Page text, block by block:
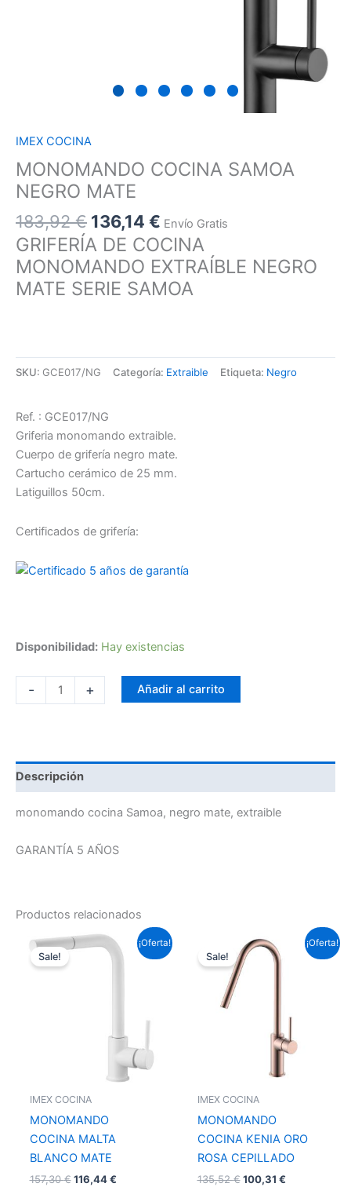
IMEX COCINA
MONOMANDO COCINA SAMOA
NEGRO MATE
183,92€ 136,14 € Envío Gratis
GRIFERÍA DE COCINA
MONOMANDO EXTRAÍBLE NEGRO
MATE SERIE SAMOA
SKU: GCE017/NG Categoría: Extraible Etiqueta: Negro
Ref. : GCE017/NG
Griferia monomando extraible.
Cuerpo de grifería negro mate.
Cartucho cerámico de 25 mm.
Latiguillos 50cm.
Certificados de grifería:
Disponibilidad: Hay existencias
- + Añadir al carrito
Descripción
monomando cocina Samoa, negro mate, extraible
GARANTÍA 5 AÑOS
Productos relacionados
¡Oferta!
Sale!
IMEX COCINA
MONOMANDO
COCINA MALTA
BLANCO MATE
157,30€
El
precio
116,44€
precio
¡Oferta!
Sale!
IMEX COCINA
MONOMANDO
COCINA KENIA ORO
ROSA CEPILLADO
135,52€
precio
original
100,31 €
precio